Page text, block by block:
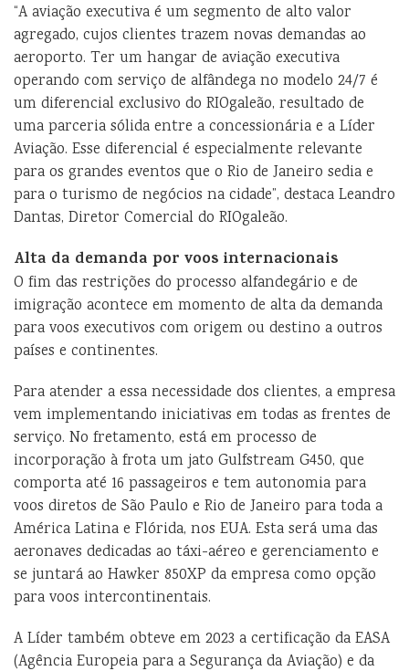
“A aviação executiva é um segmento de alto valor
agregado, cujos clientes trazem novas demandas ao
aeroporto. Ter um hangar de aviação executiva
operando com serviço de alfândega no modelo 24/7 é
um diferencial exclusivo do RIOgaleão, resultado de
uma parceria sólida entre a concessionária e a Líder
Aviação. Esse diferencial é especialmente relevante
para os grandes eventos que o Rio de Janeiro sedia e
para o turismo de negócios na cidade”, destaca Leandro
Dantas, Diretor Comercial do RIOgaleão.
Alta da demanda por voos internacionais
O fim das restrições do processo alfandegário e de
imigração acontece em momento de alta da demanda
para voos executivos com origem ou destino a outros
países e continentes.
Para atender a essa necessidade dos clientes, a empresa
vem implementando iniciativas em todas as frentes de
serviço. No fretamento, está em processo de
incorporação à frota um jato Gulfstream G450, que
comporta até 16 passageiros e tem autonomia para
voos diretos de São Paulo e Rio de Janeiro para toda a
América Latina e Flórida, nos EUA. Esta será uma das
aeronaves dedicadas ao táxi-aéreo e gerenciamento e
se juntará ao Hawker 850XP da empresa como opção
para voos intercontinentais.
A Líder também obteve em 2023 a certificação da EASA
(Agência Europeia para a Segurança da Aviação) e da